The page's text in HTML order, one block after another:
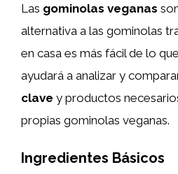
Las gominolas veganas
alternativa a las gominolas
en casa es más fácil de lo
ayudará a analizar y
clave y productos
propias gominolas veganas.
Ingredientes Básicos